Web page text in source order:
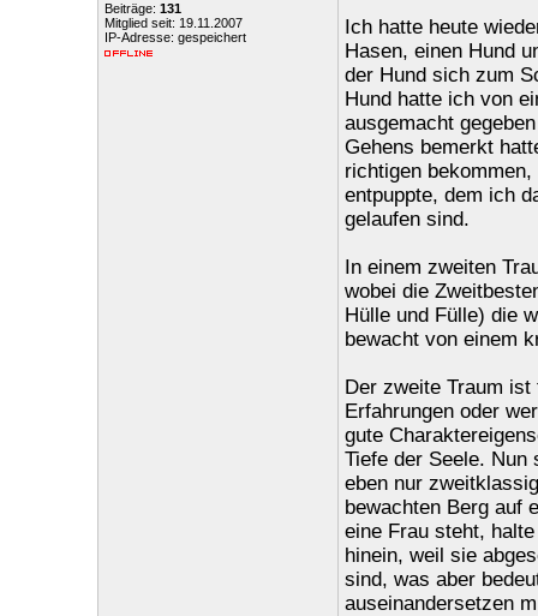
Beiträge: 131
Mitglied seit: 19.11.2007
IP-Adresse: gespeichert
Ich hatte heute
Hasen, einen Hund
der Hund sich zum
Hund hatte ich von
ausgemacht
Gehens bemerkt
richtigen
entpuppte, dem ich
gelaufen sind.
In einem zweiten
wobei die
Hülle und Fülle) die
bewacht von einem
Der zweite Traum
Erfahrungen oder
gute
Tiefe der Seele. Nun
eben nur
bewachten Berg auf
eine Frau steht,
hinein, weil sie
sind, was aber
auseinandersetzen